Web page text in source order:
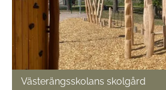
Västerängsskolans skolgård